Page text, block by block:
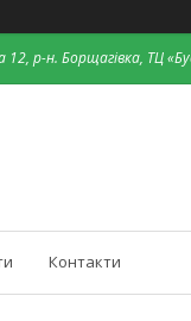
12, р-н. Борщагівка, ТЦ
Контакти